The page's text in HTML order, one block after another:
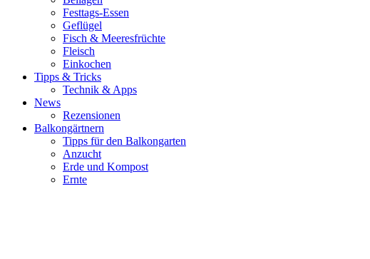
Festtags-Essen
Geflügel
Fisch & Meeresfrüchte
Fleisch
Einkochen
Tipps & Tricks
Technik & Apps
News
Rezensionen
Balkongärtnern
Tipps für den Balkongarten
Anzucht
Erde und Kompost
Ernte